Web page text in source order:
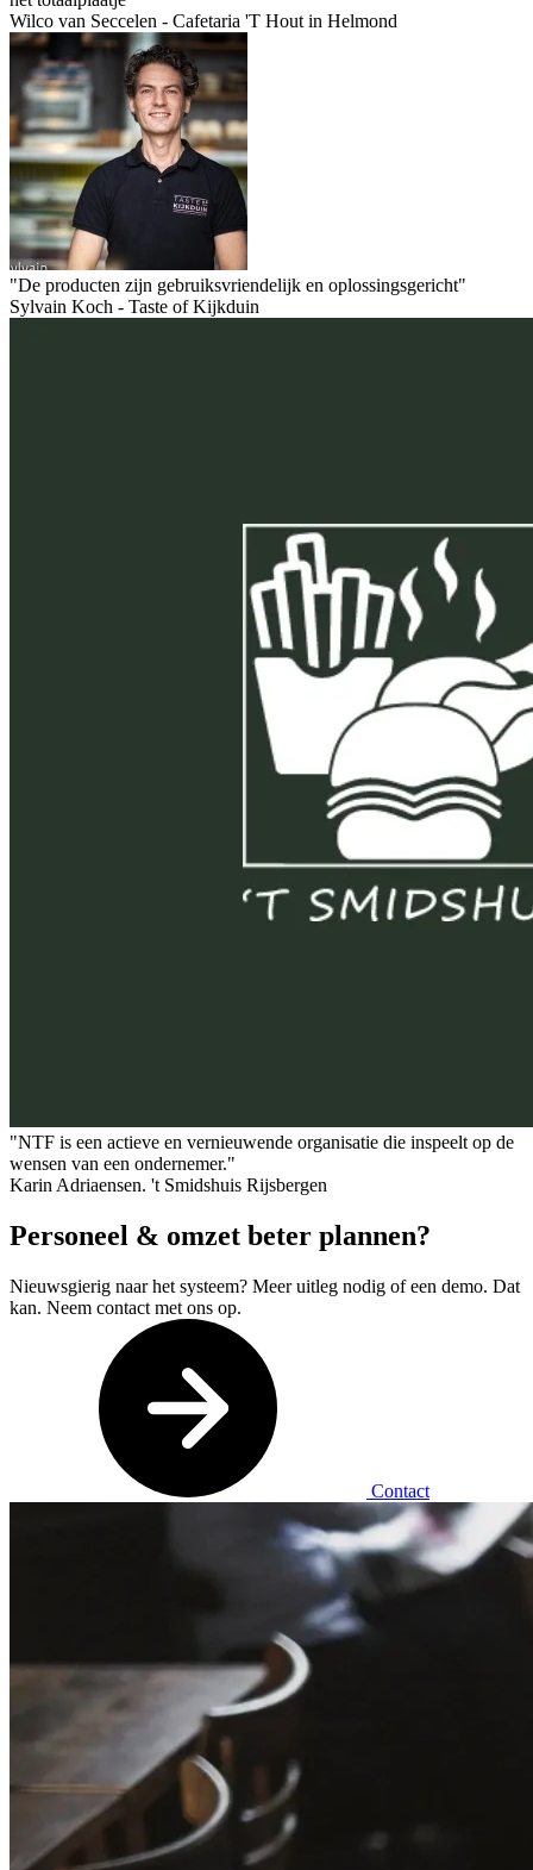
Wilco van Seccelen - Cafetaria 'T Hout in Helmond
"De producten zijn gebruiksvriendelijk en oplossingsgericht"
Sylvain Koch - Taste of Kijkduin
"NTF is een actieve en vernieuwende organisatie die inspeelt op de
wensen van een ondernemer."
Karin Adriaensen. 't Smidshuis Rijsbergen
Personeel & omzet beter plannen?
Nieuwsgierig naar het systeem? Meer uitleg nodig of een demo. Dat
kan. Neem contact met ons op.
Contact